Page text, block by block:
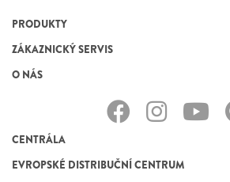
PRODUKTY
ZÁKAZNICKÝ SERVIS
O NÁS
CENTRÁLA
EVROPSKÉ DISTRIBUČNÍ CENTRUM